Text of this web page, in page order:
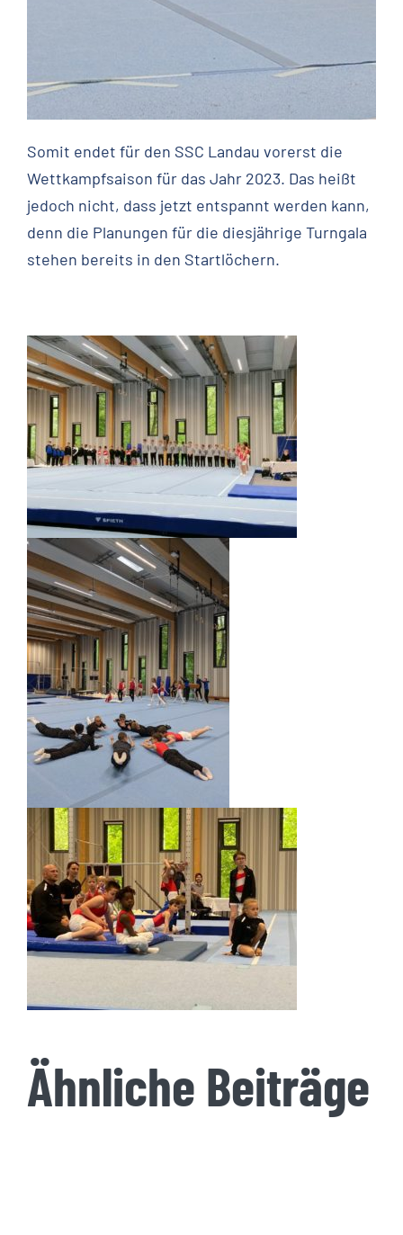
Somit endet für den SSC Landau vorerst die
Wettkampfsaison für das Jahr 2023. Das heißt
jedoch nicht, dass jetzt entspannt werden kann,
denn die Planungen für die diesjährige Turngala
stehen bereits in den Startlöchern.
Ähnliche Beiträge